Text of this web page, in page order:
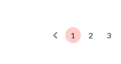
1 2 3